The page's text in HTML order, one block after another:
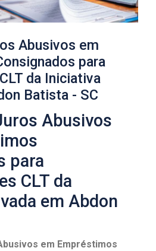
Abusivos em
para
da Iniciativa
Batista - SC
Abusivos
para
CLT da
em Abdon
em Empréstimos